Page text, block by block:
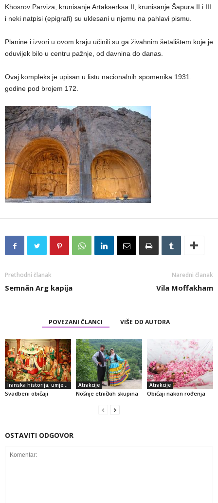
Khosrov Parviza, krunisanje Artakserksa II, krunisanje Šapura II i III
i neki natpisi (epigrafi) su uklesani u njemu na pahlavi pismu.
Planine i izvori u ovom kraju učinili su ga živahnim šetalištem koje je
oduvijek bilo u centru pažnje, od davnina do danas.
Ovaj kompleks je upisan u listu nacionalnih spomenika 1931.
godine pod brojem 172.
Prethodni članak
Semnān Arg kapija
Naredni članak
Vila Moffakham
POVEZANI ČLANCI VIŠE OD AUTORA
Iranska historija, umjetnost i kultura
Svadbeni običaji
Atrakcije
Nošnje etničkih skupina
Atrakcije
Običaji nakon rođenja
OSTAVITI ODGOVOR